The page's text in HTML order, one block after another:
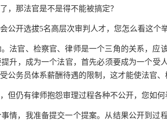
，那法官是不是得不能被搞定？
公开选拔5名高层次审判人才，您怎么看这个举
法官、检察官、律师是一个三角的关系，应
升，成为一个法官，首先必须要成为一个
公务员体系薪酬待遇的限制，这才能使法官、
但仍有律师抱怨审理过程各种不公开，您如
情，我准备提交一个提案。从结果公开到